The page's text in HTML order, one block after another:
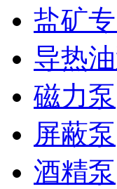
盐矿
导热
磁力泵
屏蔽泵
酒精泵